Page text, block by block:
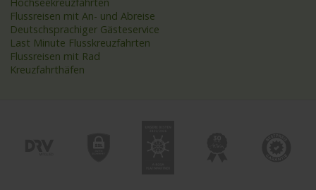
Flussreisen mit An- und Abreise
Deutschsprachiger Gästeservice
Last Minute Flusskreuzfahrten
Flussreisen mit Rad
Kreuzfahrthäfen